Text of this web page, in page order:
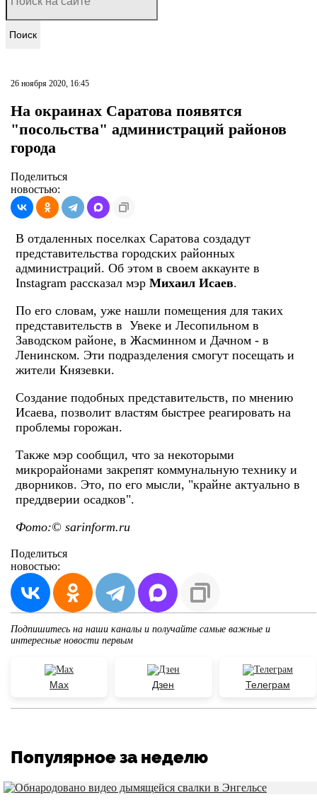
Поиск
26 ноября 2020, 16:45
На окраинах Саратова появятся
"посольства" администраций районов
города
Поделиться
новостью:
В отдаленных поселках Саратова создадут
представительства городских районных
администраций. Об этом в своем аккаунте в
Instagram рассказал мэр Михаил Исаев.
По его словам, уже нашли помещения для таких
представительств в Увеке и Лесопильном в
Заводском районе, в Жасминном и Дачном - в
Ленинском. Эти подразделения смогут посещать и
жители Князевки.
Создание подобных представительств, по мнению
Исаева, позволит властям быстрее реагировать на
проблемы горожан.
Также мэр сообщил, что за некоторыми
микрорайонами закрепят коммунальную технику и
дворников. Это, по его мысли, "крайне актуально в
преддверии осадков".
Фото:© sarinform.ru
Поделиться
новостью:
Подпишитесь на наши каналы и получайте самые важные и
интересные новости первым
Max Дзен Телеграм
Популярное за неделю